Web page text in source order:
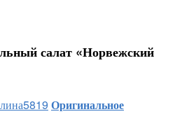
салат «Норвежский
Оригинальное